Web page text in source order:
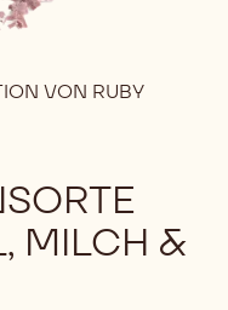
VON RUBY
MILCH &